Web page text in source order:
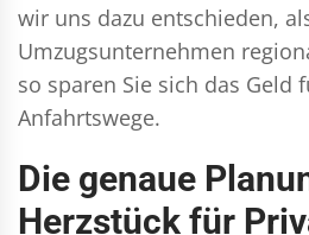
wir uns dazu entschieden,
Umzugsunternehmen
so sparen Sie sich das Geld
Anfahrtswege.
Die genaue
Herzstück für